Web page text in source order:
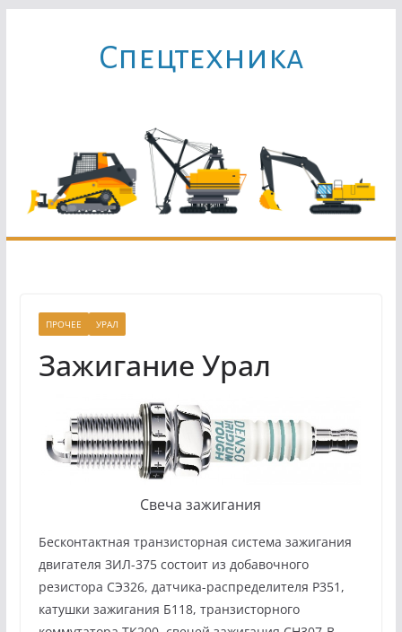
содержимомуCпецтехника
ПРОЧЕЕ УРАЛ
Зажигание Урал
Свеча зажигания
Бесконтактная транзисторная система зажигания
двигателя ЗИЛ-375 состоит из добавочного
резистора СЭ326, датчика-распределителя Р351,
катушки зажигания Б118, транзисторного